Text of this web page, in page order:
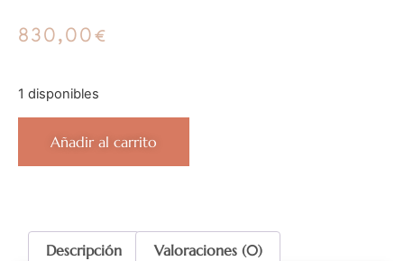
830,00€
1 disponibles
Añadir al carrito
Descripción Valoraciones (0)